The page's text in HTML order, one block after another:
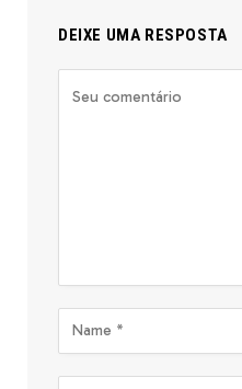
DEIXE UMA RESPOSTA